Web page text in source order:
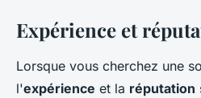
Expérience et
Lorsque vous cherchez une
l'expérience et la réputation